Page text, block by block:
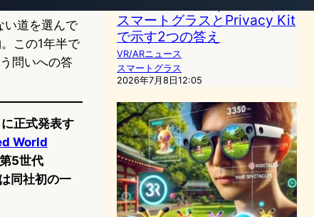
い道を選んで
この1年半で
問いへの答
正式発表す
World
5世代
同社初の一
スマートグラスとPrivacy Kit
で示す2つの答え
VR/ARニュース
スマートグラス
2026年7月8日12:05